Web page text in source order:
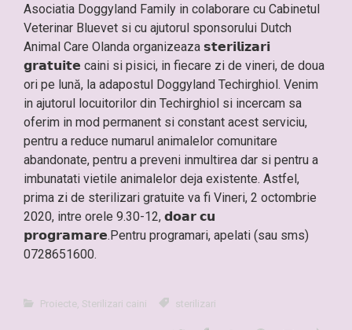
Asociatia Doggyland Family in colaborare cu Cabinetul
Veterinar Bluevet si cu ajutorul sponsorului Dutch
Animal Care Olanda organizeaza 𝘀𝘁𝗲𝗿𝗶𝗹𝗶𝘇𝗮𝗿𝗶
𝗴𝗿𝗮𝘁𝘂𝗶𝘁𝗲 caini si pisici, in fiecare zi de vineri, de doua
ori pe lună, la adapostul Doggyland Techirghiol. Venim
in ajutorul locuitorilor din Techirghiol si incercam sa
oferim in mod permanent si constant acest serviciu,
pentru a reduce numarul animalelor comunitare
abandonate, pentru a preveni inmultirea dar si pentru a
imbunatati vietile animalelor deja existente. Astfel,
prima zi de sterilizari gratuite va fi Vineri, 2 octombrie
2020, intre orele 9.30-12, 𝗱𝗼𝗮𝗿 𝗰𝘂
𝗽𝗿𝗼𝗴𝗿𝗮𝗺𝗮𝗿𝗲.Pentru programari, apelati (sau sms)
0728651600.
Proiecte Sterilizari caini sterilizari